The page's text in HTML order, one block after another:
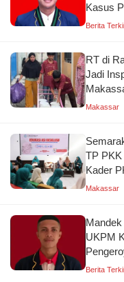
Kasus
Berita
RT di
Jadi
Makassar
TP
Kader
Makassar
UKPM
Berita